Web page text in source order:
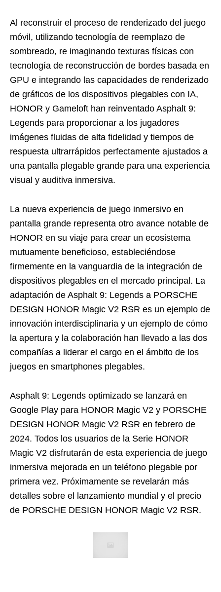
Al reconstruir el proceso de renderizado del juego
móvil, utilizando tecnología de reemplazo de
sombreado, re imaginando texturas físicas con
tecnología de reconstrucción de bordes basada en
GPU e integrando las capacidades de renderizado
de gráficos de los dispositivos plegables con IA,
HONOR y Gameloft han reinventado Asphalt 9:
Legends para proporcionar a los jugadores
imágenes fluidas de alta fidelidad y tiempos de
respuesta ultrarrápidos perfectamente ajustados a
una pantalla plegable grande para una experiencia
visual y auditiva inmersiva.
La nueva experiencia de juego inmersivo en
pantalla grande representa otro avance notable de
HONOR en su viaje para crear un ecosistema
mutuamente beneficioso, estableciéndose
firmemente en la vanguardia de la integración de
dispositivos plegables en el mercado principal. La
adaptación de Asphalt 9: Legends a PORSCHE
DESIGN HONOR Magic V2 RSR es un ejemplo de
innovación interdisciplinaria y un ejemplo de cómo
la apertura y la colaboración han llevado a las dos
compañías a liderar el cargo en el ámbito de los
juegos en smartphones plegables.
Asphalt 9: Legends optimizado se lanzará en
Google Play para HONOR Magic V2 y PORSCHE
DESIGN HONOR Magic V2 RSR en febrero de
2024. Todos los usuarios de la Serie HONOR
Magic V2 disfrutarán de esta experiencia de juego
inmersiva mejorada en un teléfono plegable por
primera vez. Próximamente se revelarán más
detalles sobre el lanzamiento mundial y el precio
de PORSCHE DESIGN HONOR Magic V2 RSR.